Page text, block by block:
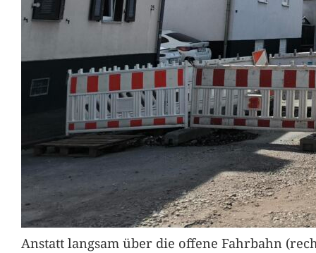
Anstatt langsam über die offene Fahrbahn